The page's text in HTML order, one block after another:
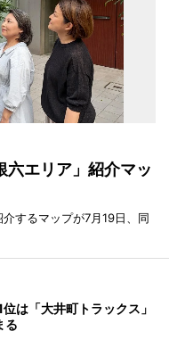
六エリア」紹介マッ
するマップが7月19日、同
は「大井町トラックス」
る